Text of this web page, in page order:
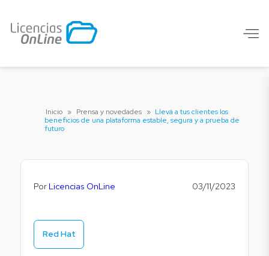
Inicio » Prensa y novedades » Llevá a tus clientes los
beneficios de una plataforma estable, segura y a prueba de
futuro
Por Licencias OnLine 03/11/2023
Red Hat